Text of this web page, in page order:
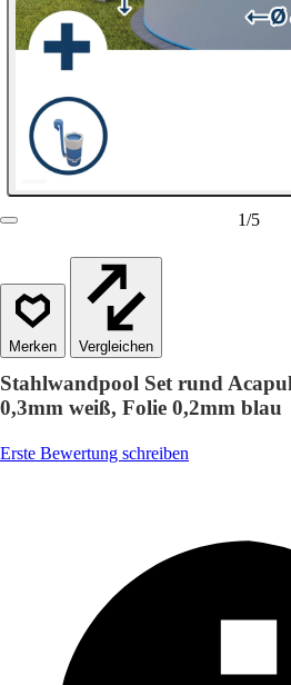
1/5
Vergleichen
Stahlwandpool Set rund
0,3mm weiß, Folie 0,2mm blau
Erste Bewertung schreiben